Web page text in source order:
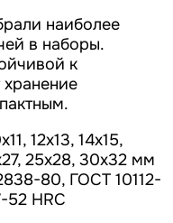
наиболее
в наборы.
к
хранение
12х13, 14х15,
25х28, 30х32 мм
80, ГОСТ 10112-
52 HRC